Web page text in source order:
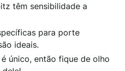
têm sensibilidade a
para porte
ideais.
único, então fique de olho